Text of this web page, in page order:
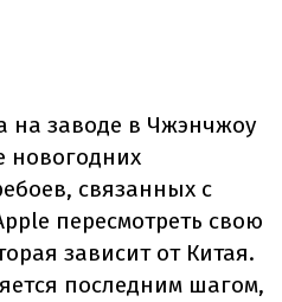
на заводе в Чжэнчжоу
новогодних
связанных с
пересмотреть свою
зависит от Китая.
последним шагом,